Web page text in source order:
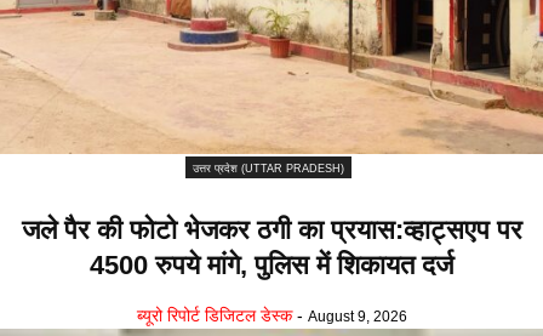
उत्तर प्रदेश (UTTAR PRADESH)
जले पैर की फोटो भेजकर ठगी का प्रयास:व्हाट्सएप पर
4500 रुपये मांगे, पुलिस में शिकायत दर्ज
ब्यूरो रिपोर्ट डिजिटल डेस्क - August 9, 2026